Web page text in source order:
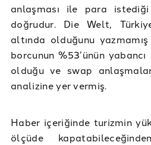
anlaşması ile para
doğrudur. Die Welt,
altında olduğunu
borcunun %53’ünün
olduğu ve swap
analizine yer vermiş.
Haber içeriğinde turizmin
ölçüde